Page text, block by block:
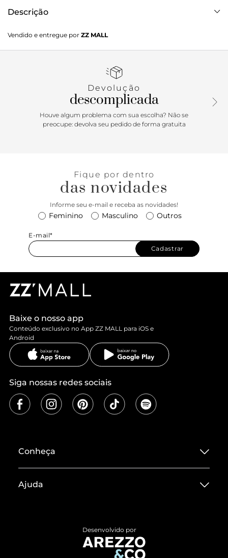
Descrição
estruturado e acabamento texturizado. Traz alça lateral
longa regulável e fecho superior em zíper. Possui nome da
Vendido e entregue por ZZ MALL
Devolução
descomplicada
Houve algum problema com sua escolha? Não se
preocupe: devolva seu pedido de forma gratuita
Fique por dentro
das novidades
Informe seu e-mail e receba as novidades!
Feminino Masculino Outros
E-mail*
Cadastrar
Baixe o nosso app
Conteúdo exclusivo no App ZZ MALL para iOS e
Android
Siga nossas redes sociais
Conheça
Termos de Uso
ZZ MALL é confiável
Ajuda
Devolução do Produto
Desenvolvido por